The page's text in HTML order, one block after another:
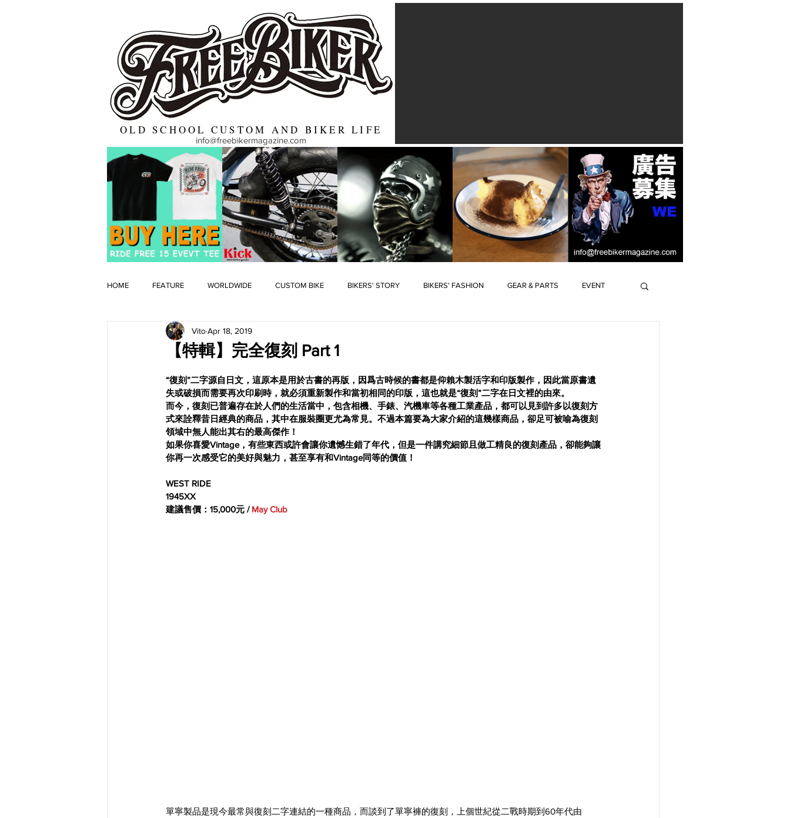
OLD SCHOOL CUSTOM AND BIKER LIFE
info@freebikermagazine.com
HOME FEATURE WORLDWIDE CUSTOM BIKE BIKERS' STORY BIKERS' FASHION GEAR & PARTS EVENT
OLD TIMER
【特輯】完全復刻 Part 1
VitoApr 18, 2019
“復刻”二字源自日文，這原本是用於古書的再版，因爲古時候的書都是仰賴木製活字和印版製作，因此當原書遺
失或破損而需要再次印刷時，就必須重新製作和當初相同的印版，這也就是“復刻”二字在日文裡的由來。
而今，復刻已普遍存在於人們的生活當中，包含相機、手錶、汽機車等各種工業產品，都可以見到許多以復刻方
式來詮釋昔日經典的商品，其中在服裝圈更尤為常見。不過本篇要為大家介紹的這幾樣商品，卻足可被喻為復刻
領域中無人能出其右的最高傑作！
如果你喜愛Vintage，有些東西或許會讓你遺憾生錯了年代，但是一件講究細節且做工精良的復刻產品，卻能夠讓
你再一次感受它的美好與魅力，甚至享有和Vintage同等的價值！
WEST RIDE
1945XX
建議售價：15,000元 / May Club
單寧製品是現今最常與復刻二字連結的一種商品，而談到了單寧褲的復刻，上個世紀從二戰時期到60年代由